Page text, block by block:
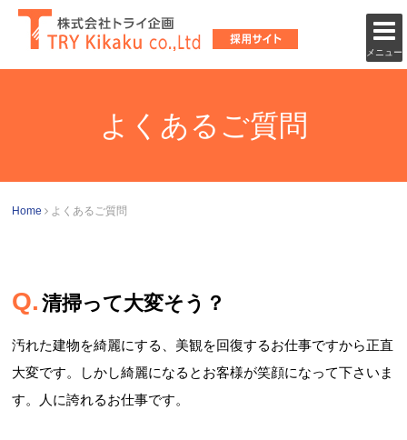
メニュー
よくあるご質問
Home よくあるご質問
清掃って大変そう？
汚れた建物を綺麗にする、美観を回復するお仕事ですから正直
大変です。しかし綺麗になるとお客様が笑顔になって下さいま
す。人に誇れるお仕事です。